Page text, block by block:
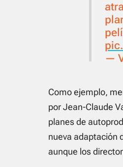
—
Como ejemplo,
por Jean-Claude
planes de
nueva adaptación
aunque los